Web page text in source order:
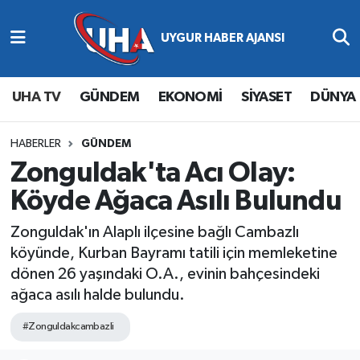
UHA TV GÜNDEM EKONOMİ SİYASET DÜNYA
HABERLER GÜNDEM
Zonguldak'ta Acı Olay:
Köyde Ağaca Asılı Bulundu
Zonguldak'ın Alaplı ilçesine bağlı Cambazlı
köyünde, Kurban Bayramı tatili için memleketine
dönen 26 yaşındaki O.A., evinin bahçesindeki
ağaca asılı halde bulundu.
#Zonguldakcambazli
Abone Ol
Gündem
Ekonomi
Magazin
Siyaset
Spor
Nöbetçi Eczaneler
Hava Durumu
Namaz Vakitleri
Trafik Durumu
Süper Lig Puan Durumu ve Fikstür
Tüm Manşetler